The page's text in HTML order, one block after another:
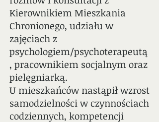
Kierownikiem Mieszkania
Chronionego, udziału w
zajęciach z
psychologiem/psychoterapeutą
, pracownikiem socjalnym oraz
pielęgniarką.
U mieszkańców nastąpił wzrost
samodzielności w czynnościach
codziennych, kompetencji